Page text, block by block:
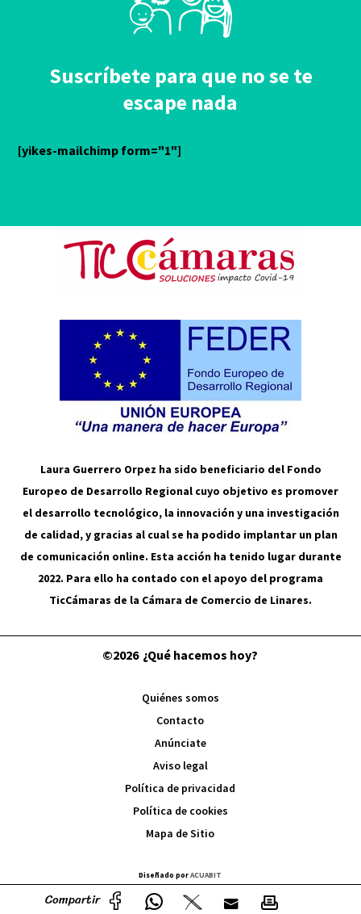
Suscríbete para que no se te
escape nada
[yikes-mailchimp form="1"]
Laura Guerrero Orpez ha sido beneficiario del Fondo
Europeo de Desarrollo Regional cuyo objetivo es promover
el desarrollo tecnológico, la innovación y una investigación
de calidad, y gracias al cual se ha podido implantar un plan
de comunicación online. Esta acción ha tenido lugar durante
2022. Para ello ha contado con el apoyo del programa
TicCámaras de la Cámara de Comercio de Linares.
©2026 ¿Qué hacemos hoy?
Quiénes somos
Contacto
Anúnciate
Aviso legal
Política de privacidad
Política de cookies
Mapa de Sitio
Diseñado porACUABIT